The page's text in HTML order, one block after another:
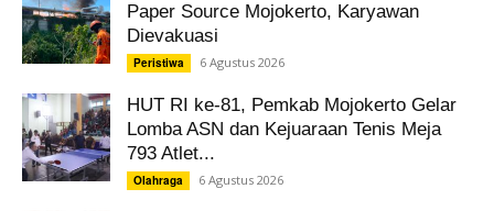
Paper Source Mojokerto, Karyawan
Dievakuasi
Peristiwa 6 Agustus 2026
HUT RI ke-81, Pemkab Mojokerto Gelar
Lomba ASN dan Kejuaraan Tenis Meja
793 Atlet...
Olahraga 6 Agustus 2026